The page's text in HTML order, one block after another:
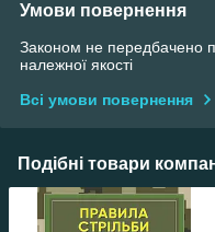
Умови повернення
Законом не передбачено
належної якості
Всі умови повернення
Подібні товари